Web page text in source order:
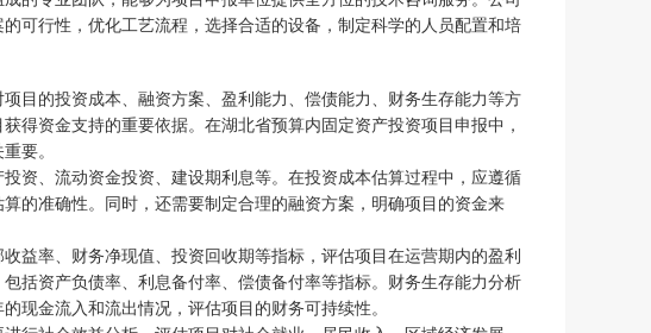
可行性，优化工艺流程，选择合适的设备，制定科学的人员配置和培
目的投资成本、融资方案、盈利能力、偿债能力、财务生存能力等方
得资金支持的重要依据。在湖北省预算内固定资产投资项目申报中，
要。
资、流动资金投资、建设期利息等。在投资成本估算过程中，应遵循
的准确性。同时，还需要制定合理的融资方案，明确项目的资金来
益率、财务净现值、投资回收期等指标，评估项目在运营期内的盈利
括资产负债率、利息备付率、偿债备付率等指标。财务生存能力分析
现金流入和流出情况，评估项目的财务可持续性。